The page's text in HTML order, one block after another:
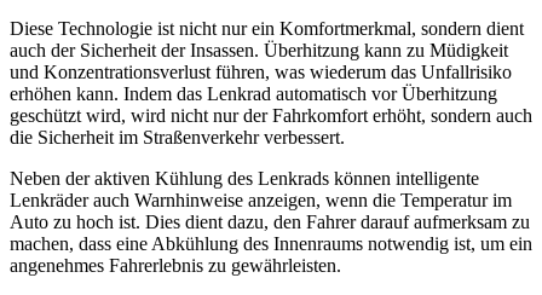
Diese Technologie ist nicht nur ein Komfortmerkmal, sondern dient
auch der Sicherheit der Insassen. Überhitzung kann zu Müdigkeit
und Konzentrationsverlust führen, was wiederum das Unfallrisiko
erhöhen kann. Indem das Lenkrad automatisch vor Überhitzung
geschützt wird, wird nicht nur der Fahrkomfort erhöht, sondern auch
die Sicherheit im Straßenverkehr verbessert.
Neben der aktiven Kühlung des Lenkrads können intelligente
Lenkräder auch Warnhinweise anzeigen, wenn die Temperatur im
Auto zu hoch ist. Dies dient dazu, den Fahrer darauf aufmerksam zu
machen, dass eine Abkühlung des Innenraums notwendig ist, um ein
angenehmes Fahrerlebnis zu gewährleisten.